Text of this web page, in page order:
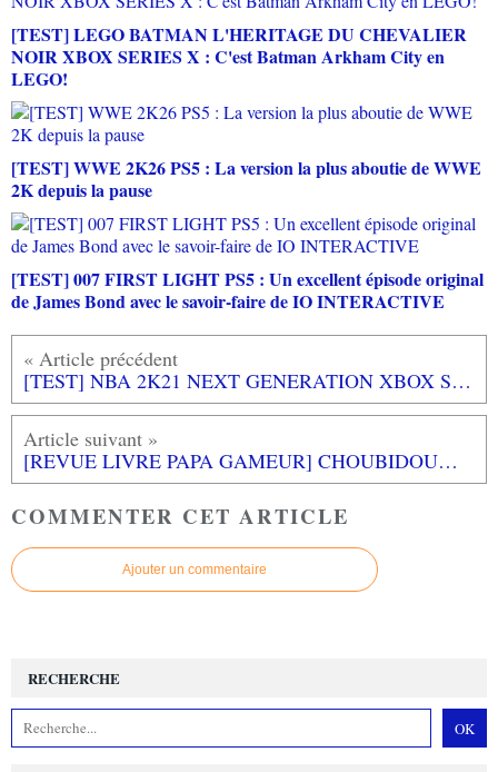
[TEST] LEGO BATMAN L'HERITAGE DU CHEVALIER
NOIR XBOX SERIES X : C'est Batman Arkham City en
LEGO!
[TEST] WWE 2K26 PS5 : La version la plus aboutie de WWE
2K depuis la pause
[TEST] 007 FIRST LIGHT PS5 : Un excellent épisode original
de James Bond avec le savoir-faire de IO INTERACTIVE
[TEST] NBA 2K21 NEXT GENERATION XBOX SERIES X : Un petit saut plaisant pour le lancement de la NEXT GEN
[REVUE LIVRE PAPA GAMEUR] CHOUBIDOUWHA de Lucie PHAN aux éditions L'ECOLE DES LOISIRS
COMMENTER CET ARTICLE
Ajouter un commentaire
RECHERCHE